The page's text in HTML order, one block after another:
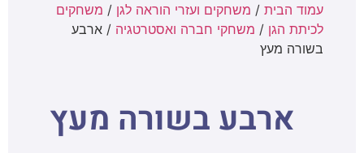
עמוד הבית / משחקים ועזרי הוראה לגן / משחקים
לכיתת הגן / משחקי חברה ואסטרטגיה / ארבע
בשורה מעץ
ארבע בשורה מעץ